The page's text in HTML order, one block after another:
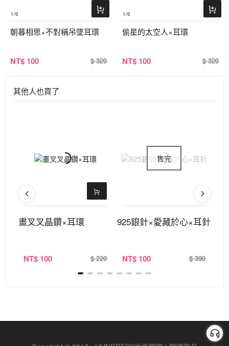
1/6
朝暮相思×不對稱吊墜耳環
NT$ 100 $ 320
1/6
偷星的太空人×耳環
NT$ 100 $ 320
其他人也買了
畫叉叉晶鑽×耳環
NT$ 100 $ 220
925銀針×愛藏於心×耳針
NT$ 100 $ 390